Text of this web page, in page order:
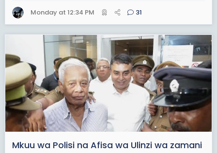
Monday at 12:34 PM 31
Mkuu wa Polisi na Afisa wa Ulinzi wa zamani